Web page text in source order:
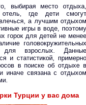
выбирая место отдыха,
где дети смогут
а лучшим отдыхом
игры в воде, поэтому
горок для детей не менее
головокружительных
для взрослых. Данные
и статистикой, примерно
в поиске об отдыхе в
иначе связана с отдыхом
Турции у вас дома